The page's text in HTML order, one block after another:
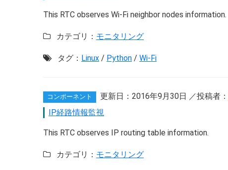
This RTC observes Wi-Fi neighbor nodes information.
カテゴリ： モニタリング
タグ： Linux / Python / Wi-Fi
コンポーネント 更新日： 2016年9月30日 ／投稿者：
IP経路情報監視
This RTC observes IP routing table information.
カテゴリ： モニタリング